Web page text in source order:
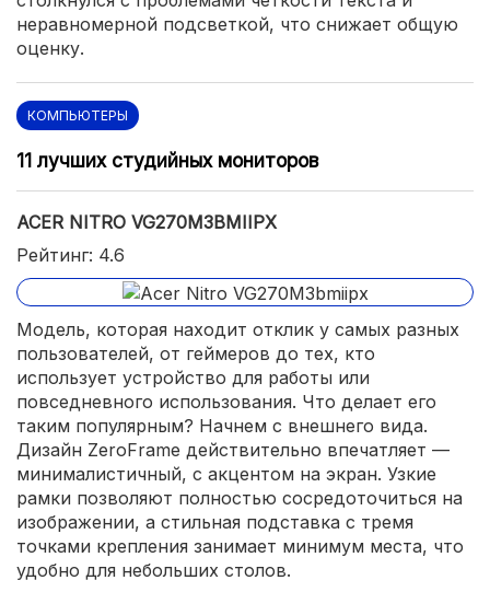
неравномерной подсветкой, что снижает общую
оценку.
КОМПЬЮТЕРЫ
11 лучших студийных мониторов
ACER NITRO VG270M3BMIIPX
Рейтинг: 4.6
Модель, которая находит отклик у самых разных
пользователей, от геймеров до тех, кто
использует устройство для работы или
повседневного использования. Что делает его
таким популярным? Начнем с внешнего вида.
Дизайн ZeroFrame действительно впечатляет —
минималистичный, с акцентом на экран. Узкие
рамки позволяют полностью сосредоточиться на
изображении, а стильная подставка с тремя
точками крепления занимает минимум места, что
удобно для небольших столов.